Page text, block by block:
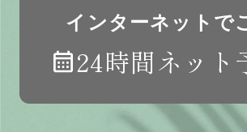
インターネットで
24時間ネット